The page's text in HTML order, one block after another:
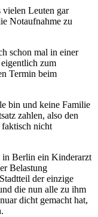
vielen Leuten gar
Notaufnahme zu
schon mal in einer
zum
Termin beim
bin und keine Familie
zahlen, also den
faktisch nicht
in Berlin ein Kinderarzt
Belastung
der einzige
die nun alle zu ihm
dicht gemacht hat,